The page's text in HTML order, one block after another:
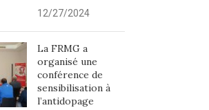
12/27/2024
La FRMG a
organisé une
conférence de
sensibilisation à
l’antidopage